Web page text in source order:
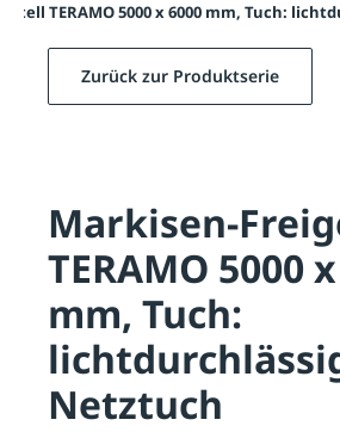
TERAMO 5000 x 6000 mm, Tuch:
Zurück zur Produktserie
Markisen-
TERAMO 5000
mm, Tuch:
Netztuch